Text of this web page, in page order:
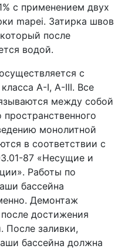
с применением двух
mapei. Затирка швов
после
водой.
с
А-I, A-III. Все
между собой
монолитной
в соответствии с
87 «Несущие и
Работы по
бассейна
Демонтаж
достижения
После заливки,
бассейна должна